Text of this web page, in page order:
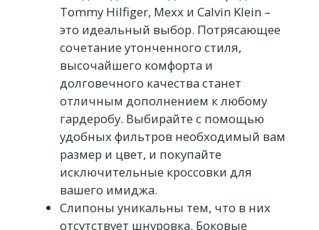
Tommy Hilfiger, Mexx и Calvin Klein –
это идеальный выбор. Потрясающее
сочетание утонченного стиля,
высочайшего комфорта и
долговечного качества станет
отличным дополнением к любому
гардеробу. Выбирайте с помощью
удобных фильтров необходимый вам
размер и цвет, и покупайте
исключительные кроссовки для
вашего имиджа.
Слипоны уникальны тем, что в них
отсутствует шнуровка. Боковые